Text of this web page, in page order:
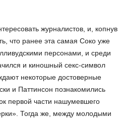
журналистов, и, копнув
что ранее эта самая Соко уже
персонами, и среди
и киношный секс-символ
некоторые достоверные
и Паттинсон познакомились
первой части нашумевшего
Тогда же, между молодыми